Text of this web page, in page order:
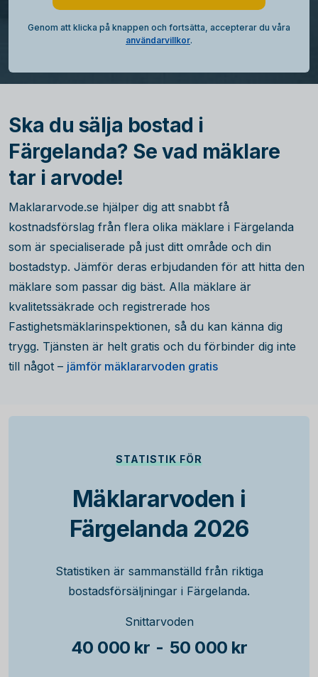
Genom att klicka på knappen och fortsätta, accepterar du våra
användarvillkor.
Ska du sälja bostad i
Färgelanda? Se vad mäklare
tar i arvode!
Maklararvode.se hjälper dig att snabbt få
kostnadsförslag från flera olika mäklare i Färgelanda
som är specialiserade på just ditt område och din
bostadstyp. Jämför deras erbjudanden för att hitta den
mäklare som passar dig bäst. Alla mäklare är
kvalitetssäkrade och registrerade hos
Fastighetsmäklarinspektionen, så du kan känna dig
trygg. Tjänsten är helt gratis och du förbinder dig inte
till något – jämför mäklararvoden gratis
STATISTIK FÖR
Mäklararvoden i
Färgelanda 2026
Statistiken är sammanställd från riktiga
bostadsförsäljningar i Färgelanda.
Snittarvoden
40 000 kr - 50 000 kr